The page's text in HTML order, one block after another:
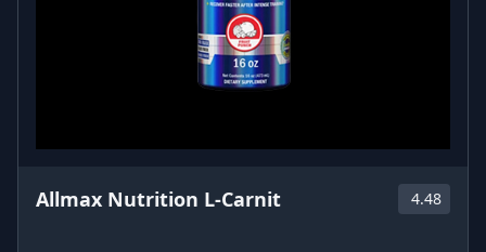
Allmax Nutrition L-Carnit 4.48